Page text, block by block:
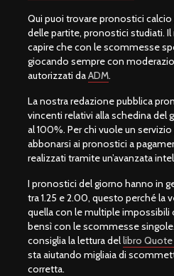
Qui puoi trovare pronostici
delle partite, pronostici studiati.
capire che con le scommesse
giocando sempre con
autorizzati daADM.
La nostra redazione pubblica
vincenti relativi alla schedina del
al 100%. Per chi vuole un
abbonarsi ai pronostici a
realizzati tramite un’avanzata
I pronostici del giorno hanno in
tra 1.25 e 2.00, questo perché la
quella con le multiple impossibili
bensì con le scommesse
consiglia la lettura dellibro
sta aiutando migliaia di
corretta.